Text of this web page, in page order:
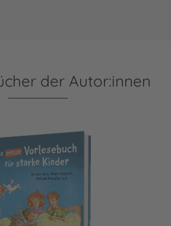
der Autor:innen
für starke Kinder